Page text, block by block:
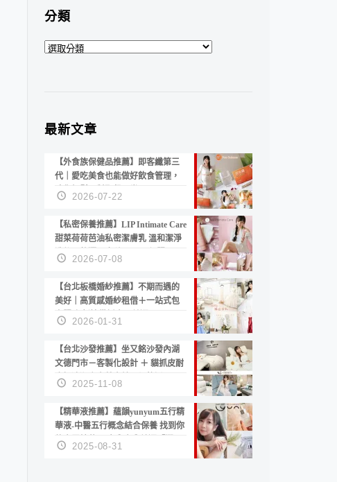
分類
分
最新文章
【外食族保健品推薦】即客纖第三
代｜愛吃美食也能做好飲食管理，
陪你輕鬆面對聚餐日常！
2026-07-22
【私密保養推薦】LIP Intimate Care
甜菜荷荷芭油私密潔膚乳 溫和潔淨
洗後不乾澀 不起泡反而更舒服！
2026-07-08
【台北板橋婚紗推薦】不期而遇的
美好｜高質感婚紗租借＋一站式包
套服務 新娘備婚省心首選！
2026-01-31
【台北沙發推薦】坐又銘沙發內湖
文德門市－客製化設計 ＋ 貓抓皮耐
磨好清潔｜直營直銷、價格透明
高CP值打造夢想居家風格
2025-11-08
【精華液推薦】蘊韻yunyum五行精
華液-中醫五行概念結合保養 找到你
的專屬精華！ 水㊀土㊀就選「潤・
賦精華」維持肌膚剛剛好的平衡
2025-08-31